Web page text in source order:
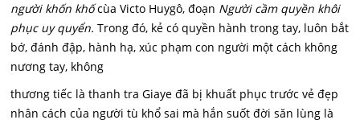
người khốn khốcùa Victo Huygô, đoạn Người cầm quyền khôi
phục uy quyển. Trong đó, kẻ có quyền hành trong tay, luôn bắt
bớ, đánh đập, hành hạ, xúc phạm con người một cách không
nương tay, không
thương tiếc là thanh tra Giaye đã bị khuất phục trước vẻ đẹp
nhân cách của người tù khổ sai mà hắn suốt đời săn lùng là